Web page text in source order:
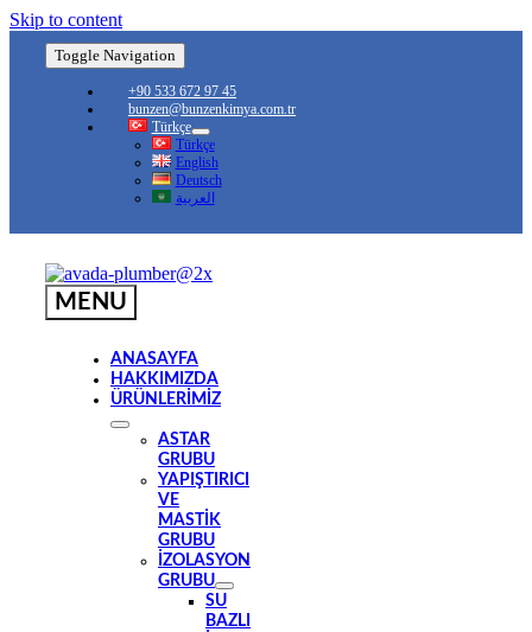
Skip to content
Toggle Navigation
+90 533 672 97 45
bunzen@bunzenkimya.com.tr
Türkçe
Türkçe
English
Deutsch
العربية
MENU
ANASAYFA
HAKKIMIZDA
ÜRÜNLERİMİZ
ASTAR
GRUBU
YAPIŞTIRICI
VE
MASTIK
GRUBU
İZOLASYON
GRUBU
SU
BAZLI